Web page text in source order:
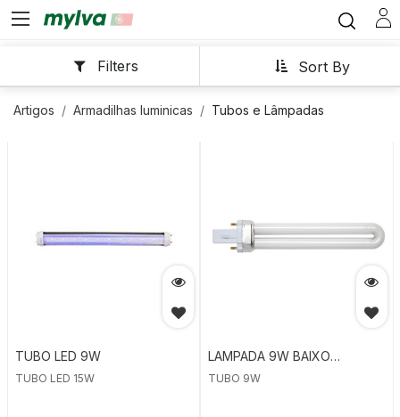
Sort By
Filters
Artigos Armadilhas luminicas Tubos e Lâmpadas
TUBO LED 9W
TUBO LED 15W
LAMPADA 9W BAIXO
CONSUMO
TUBO 9W